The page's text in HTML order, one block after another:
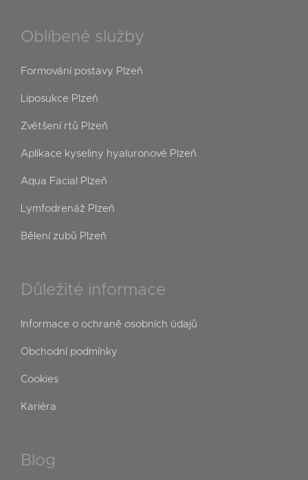
Oblíbené služby
Formování postavy Plzeň
Liposukce Plzeň
Zvětšení rtů Plzeň
Aplikace kyseliny hyaluronové Plzeň
Aqua Facial Plzeň
Lymfodrenáž Plzeň
Bělení zubů Plzeň
Důležité informace
Informace o ochraně osobních údajů
Obchodní podmínky
Cookies
Kariéra
Blog